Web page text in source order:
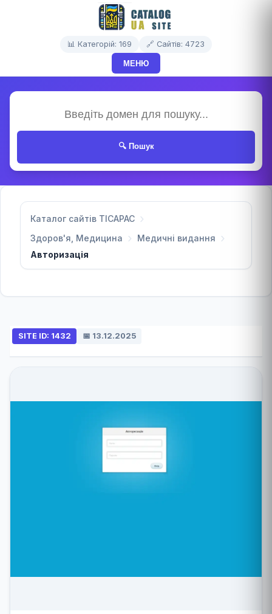
📊 Категорій: 169 🔗 Сайтів: 4723
МЕНЮ
🔍 Пошук
Каталог сайтів TICAPAC
Здоров'я, Медицина
Медичні видання
Авторизація
SITE ID: 1432 📅 13.12.2025